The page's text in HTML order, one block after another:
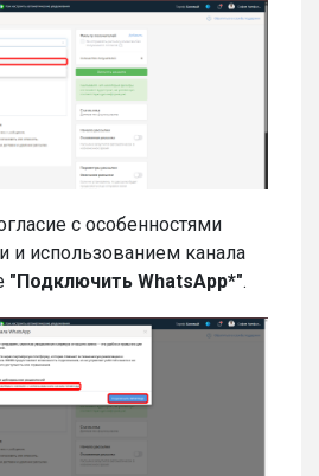
с особенностями
и использованием канала
"Подключить WhatsApp*".